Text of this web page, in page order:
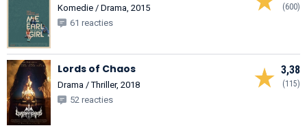
(600)
Komedie / Drama, 2015
61 reacties
3,38
(115)
Lords of Chaos
Drama / Thriller, 2018
52 reacties